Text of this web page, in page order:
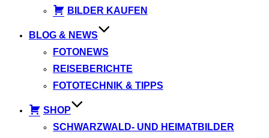
BILDER KAUFEN
BLOG & NEWS
FOTONEWS
REISEBERICHTE
FOTOTECHNIK & TIPPS
SHOP
SCHWARZWALD- UND HEIMATBILDER